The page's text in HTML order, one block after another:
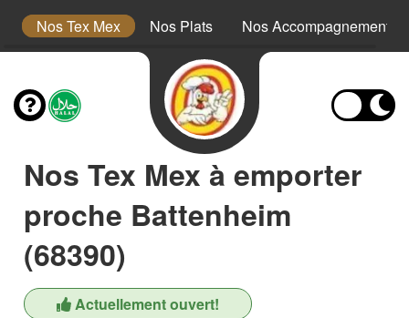
Nos Tex Mex Nos Plats Nos Accompagnements
Nos Tex Mex à emporter
proche Battenheim
(68390)
Actuellement ouvert!